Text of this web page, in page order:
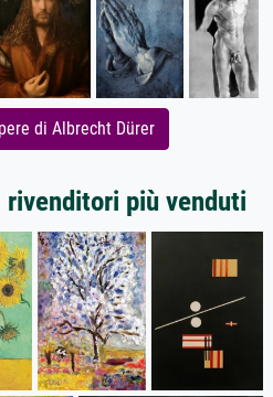
di Albrecht Dürer
più venduti